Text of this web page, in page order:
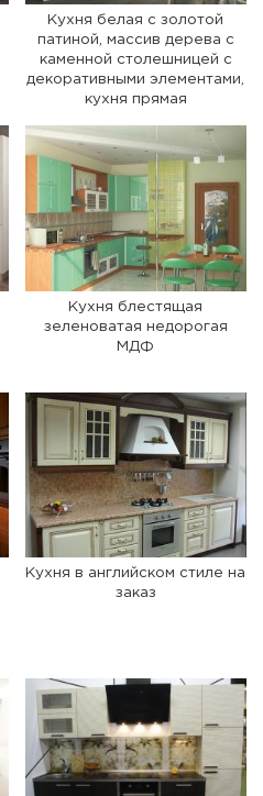
Кухня белая с золотой
патиной, массив дерева с
каменной столешницей с
декоративными элементами,
кухня прямая
Кухня блестящая
зеленоватая недорогая
МДФ
Кухня в английском стиле на
заказ